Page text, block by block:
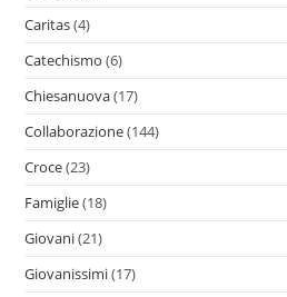
Caritas(4)
Catechismo (6)
Chiesanuova(17)
Collaborazione(144)
Croce(23)
Famiglie(18)
Giovani(21)
Giovanissimi(17)